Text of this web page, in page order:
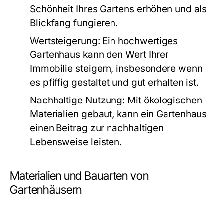
Schönheit Ihres Gartens erhöhen und als
Blickfang fungieren.
Wertsteigerung: Ein hochwertiges
Gartenhaus kann den Wert Ihrer
Immobilie steigern, insbesondere wenn
es pfiffig gestaltet und gut erhalten ist.
Nachhaltige Nutzung: Mit ökologischen
Materialien gebaut, kann ein Gartenhaus
einen Beitrag zur nachhaltigen
Lebensweise leisten.
Materialien und Bauarten von
Gartenhäusern